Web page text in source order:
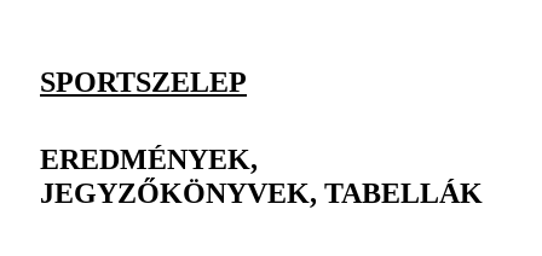
SPORTSZELEP
EREDMÉNYEK,
JEGYZŐKÖNYVEK, TABELLÁK